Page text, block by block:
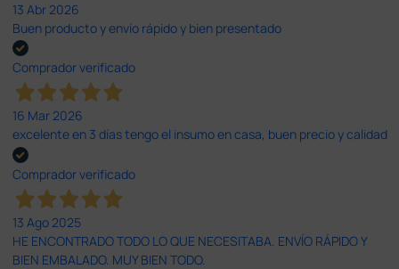
13 Abr 2026
Buen producto y envío rápido y bien presentado
Comprador verificado
16 Mar 2026
excelente en 3 días tengo el insumo en casa, buen precio y calidad
Comprador verificado
13 Ago 2025
HE ENCONTRADO TODO LO QUE NECESITABA. ENVÍO RÁPIDO Y
BIEN EMBALADO. MUY BIEN TODO.